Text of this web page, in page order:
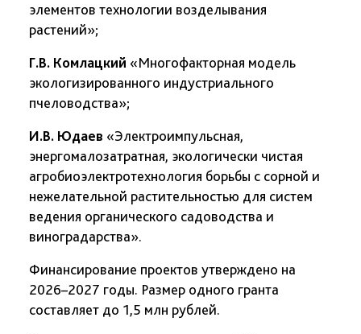
элементов технологии возделывания
растений»;
Г.В. Комлацкий «Многофакторная модель
экологизированного индустриального
пчеловодства»;
И.В. Юдаев «Электроимпульсная,
энергомалозатратная, экологически чистая
агробиоэлектротехнология борьбы с сорной и
нежелательной растительностью для систем
ведения органического садоводства и
виноградарства».
Финансирование проектов утверждено на
2026–2027 годы. Размер одного гранта
составляет до 1,5 млн рублей.